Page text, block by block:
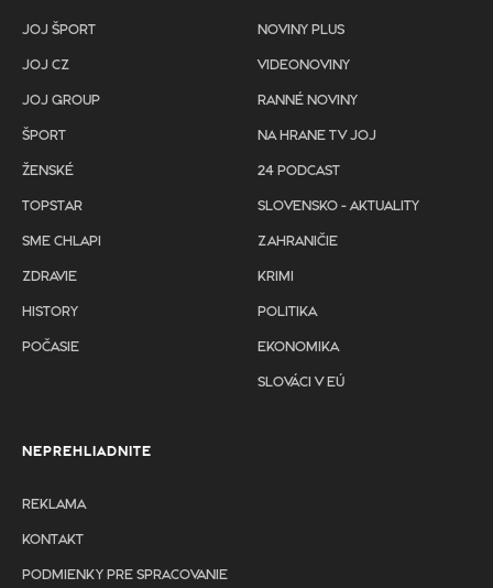
JOJ ŠPORT
JOJ CZ
JOJ GROUP
ŠPORT
ŽENSKÉ
TOPSTAR
SME CHLAPI
ZDRAVIE
HISTORY
POČASIE
NOVINY PLUS
VIDEONOVINY
RANNÉ NOVINY
NA HRANE TV JOJ
24 PODCAST
SLOVENSKO - AKTUALITY
ZAHRANIČIE
KRIMI
POLITIKA
EKONOMIKA
SLOVÁCI V EÚ
NEPREHLIADNITE
REKLAMA
KONTAKT
PODMIENKY PRE SPRACOVANIE